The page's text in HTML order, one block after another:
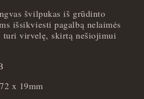
švilpukas iš grūdinto
išsikviesti pagalbą nelaimės
turi virvelę, skirtą nešiojimui
x 19mm